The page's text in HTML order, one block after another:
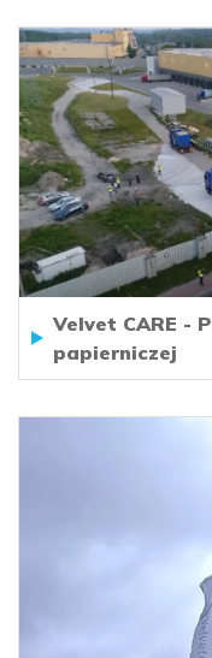
Velvet CARE -
papierniczej